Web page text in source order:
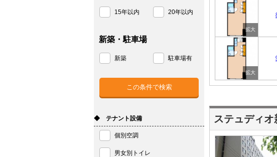
ステュディオ
15年以内 20年以内
新築・駐車場
新築 駐車場有
◆ テナント設備
個別空調
男女別トイレ